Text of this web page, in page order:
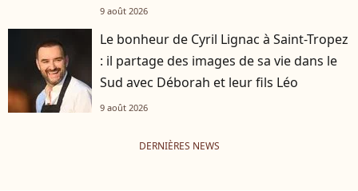
9 août 2026
Le bonheur de Cyril Lignac à Saint-Tropez
: il partage des images de sa vie dans le
Sud avec Déborah et leur fils Léo
9 août 2026
DERNIÈRES NEWS